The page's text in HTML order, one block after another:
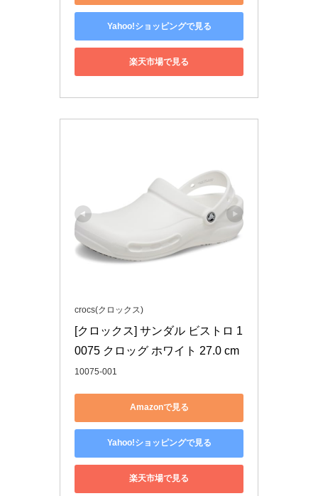
Yahoo!ショッピングで見る
楽天市場で見る
crocs(クロックス)
[クロックス] サンダル ビストロ 1
0075 クロッグ ホワイト 27.0 cm
10075-001
Amazonで見る
Yahoo!ショッピングで見る
楽天市場で見る